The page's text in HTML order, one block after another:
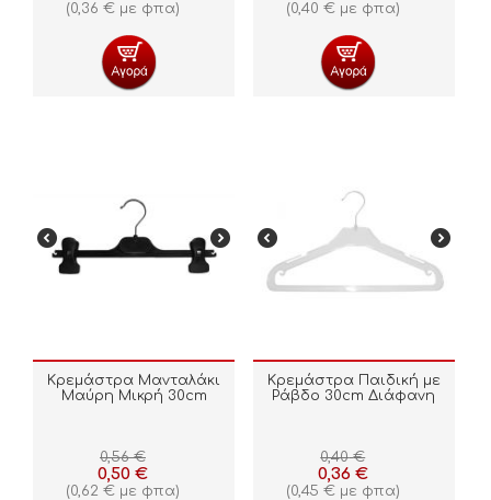
(0,36 € με φπα) (0,40 €με φπα)
Κρεμάστρα Μανταλάκι
Μαύρη Μικρή 30cm
0,56 €
0,50 €
(0,62 € με φπα)
Κρεμάστρα Παιδική με
Ράβδο 30cm Διάφανη
0,40 €
0,36 €
(0,45 €με φπα)